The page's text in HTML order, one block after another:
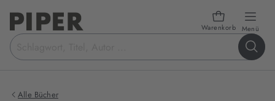
Warenkorb Menü
Suchbegriff
eingeben
Alle Bücher